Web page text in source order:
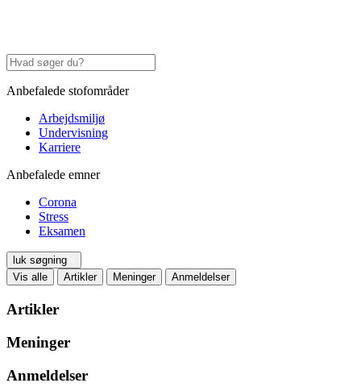
Anbefalede stofområder
Arbejdsmiljø
Undervisning
Karriere
Anbefalede emner
Corona
Stress
Eksamen
luk søgning
Vis alle
Artikler Meninger Anmeldelser
Artikler
Meninger
Anmeldelser